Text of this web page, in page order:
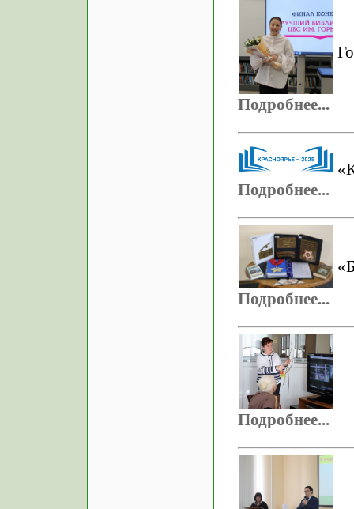
Подробнее...
Подробнее...
Подробнее...
Подробнее...